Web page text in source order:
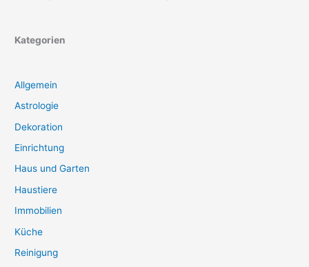
Kategorien
Allgemein
Astrologie
Dekoration
Einrichtung
Haus und Garten
Haustiere
Immobilien
Küche
Reinigung